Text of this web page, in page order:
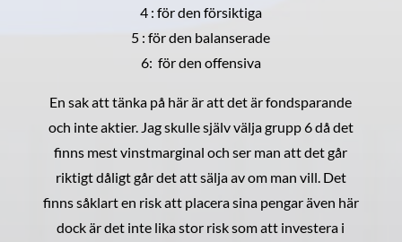
4 : för den försiktiga
5 : för den balanserade
6: för den offensiva
En sak att tänka på här är att det är fondsparande
och inte aktier. Jag skulle själv välja grupp 6 då det
finns mest vinstmarginal och ser man att det går
riktigt dåligt går det att sälja av om man vill. Det
finns såklart en risk att placera sina pengar även här
dock är det inte lika stor risk som att investera i